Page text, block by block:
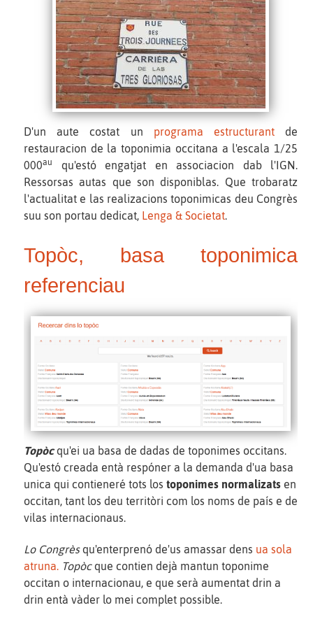
D'un aute costat un programa estructurantde
restauracion de la toponimia occitana a l'escala 1/25
000au
qu'estó engatjat en associacion dab l'IGN.
Ressorsas autas que son disponiblas. Que trobaratz
l'actualitat e las realizacions toponimicas deu Congrès
suu son portau dedicat, Lenga & Societat.
Topòc, basa toponimica
referenciau
Topòcqu'ei ua basa de dadas de toponimes occitans.
Qu'estó creada entà respóner a la demanda d'ua basa
unica qui contieneré tots los toponimes normalizats en
occitan, tant los deu territòri com los noms de país e de
vilas internacionaus.
Lo Congrèsqu'enterprenó de'us amassar dens ua sola
atruna.
Topòcque contien dejà mantun toponime
occitan o internacionau, e que serà aumentat drin a
drin entà vàder lo mei complet possible.